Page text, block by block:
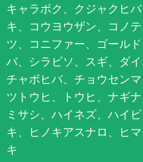
キャラボク、クジャクヒ
キ、コウヨウザン、コノ
ツ、コニファー、ゴール
バ、シラビソ、スギ、ダ
チャボヒバ、チョウセン
ツトウヒ、トウヒ、ナギ
ミサシ、ハイネズ、ハイ
キ、ヒノキアスナロ、ヒ
キ